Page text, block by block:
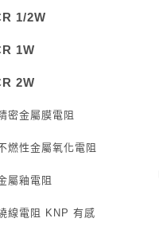
1/2W
1W
2W
密金屬膜電阻
燃性金屬氧化電阻
屬釉電阻
線電阻 KNP 有感